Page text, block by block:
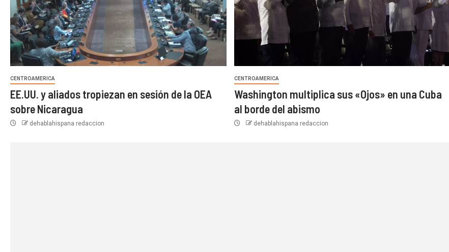
CENTROAMERICA
EE.UU. y aliados tropiezan en sesión de la OEA
sobre Nicaragua
dehablahispana redaccion
CENTROAMERICA
Washington multiplica sus «Ojos» en una Cuba
al borde del abismo
dehablahispana redaccion